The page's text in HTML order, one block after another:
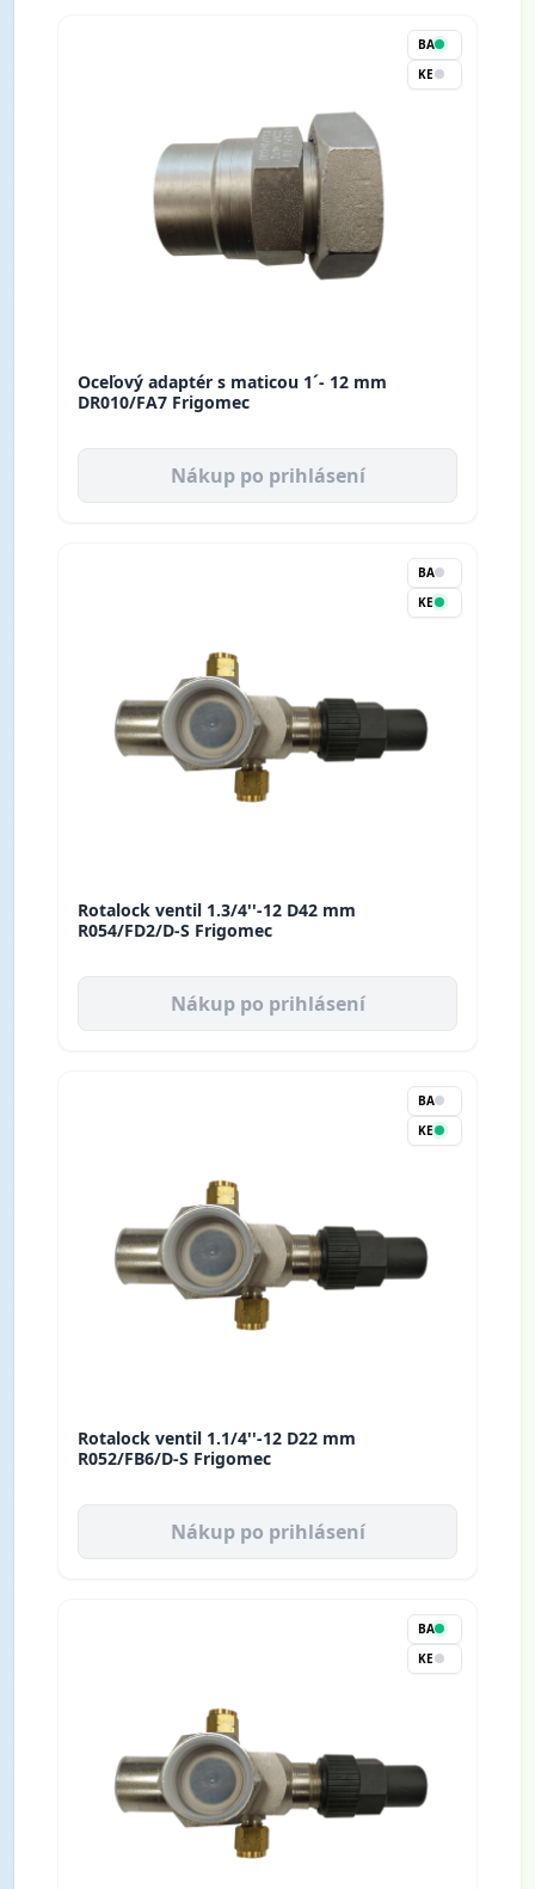
BA
KE
Oceľový adaptér s maticou 1´- 12 mm
DR010/FA7 Frigomec
Nákup po prihlásení
BA
KE
Rotalock ventil 1.3/4''-12 D42 mm
R054/FD2/D-S Frigomec
Nákup po prihlásení
BA
KE
Rotalock ventil 1.1/4''-12 D22 mm
R052/FB6/D-S Frigomec
Nákup po prihlásení
BA
KE